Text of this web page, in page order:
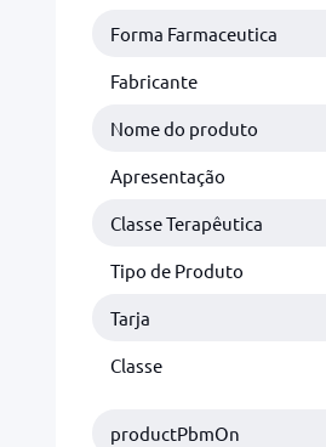
Forma Farmaceutica
Fabricante
Nome do produto
Apresentação
Classe Terapêutica
Tipo de Produto
Tarja
Classe
productPbmOn